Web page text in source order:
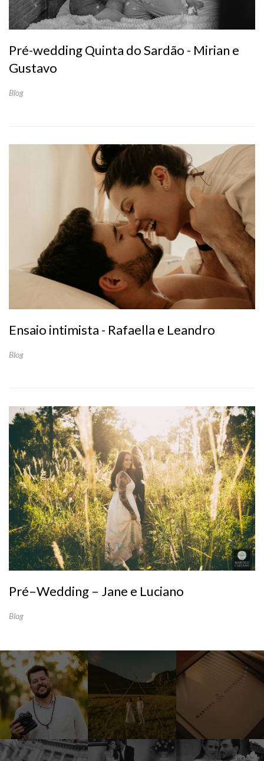
Pré-wedding Quinta do Sardão - Mirian e
Gustavo
Blog
Ensaio intimista - Rafaella e Leandro
Blog
Pré–Wedding – Jane e Luciano
Blog